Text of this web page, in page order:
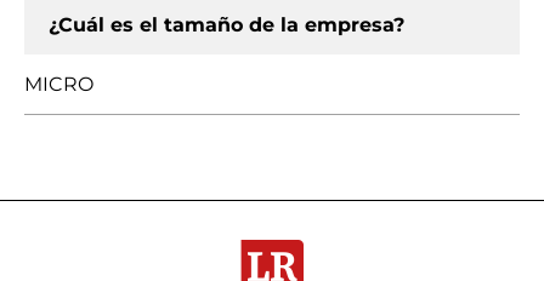
¿Cuál es el tamaño de la empresa?
MICRO